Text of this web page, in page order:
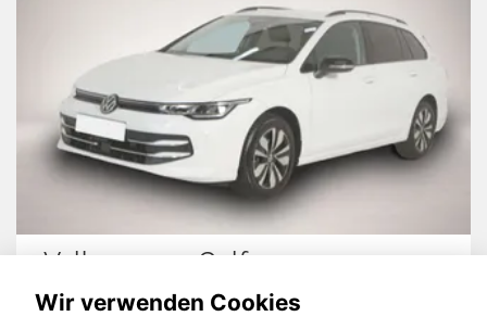
Volkswagen Golf
Wir verwenden Cookies